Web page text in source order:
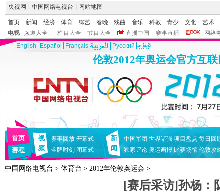
央视网 中国网络电视台 网站地图
首页 新闻 经济 体育 综艺 春晚 戏曲 音乐 科教 青少 文化
艺术
电视
频道大全 栏目大全 节目大全 直播中国 赛事直播
网络
English
Español Français Pусский
伦敦2012年奥运会官方互
首页
赛程
视
频
赛事回放 开幕式
金牌时刻 闭幕式
新
闻
中国军团 世界诸强 项目盘点 每日回
独家评论 奥运画报 比赛场馆 伦敦攻
中国网络电视台 > 体育台 > 2012年伦敦奥运会 >
[赛后采访]孙杨：